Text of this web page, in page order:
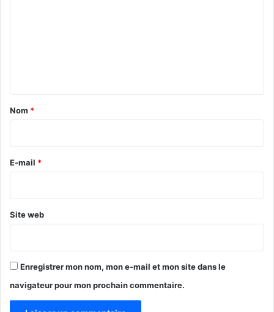
v
e
n
i
o
n
a
n
s
e
s
o
m
a
r
e
Nom *
E-mail *
Site web
Enregistrer mon nom, mon e-mail et mon site dans le
navigateur pour mon prochain commentaire.